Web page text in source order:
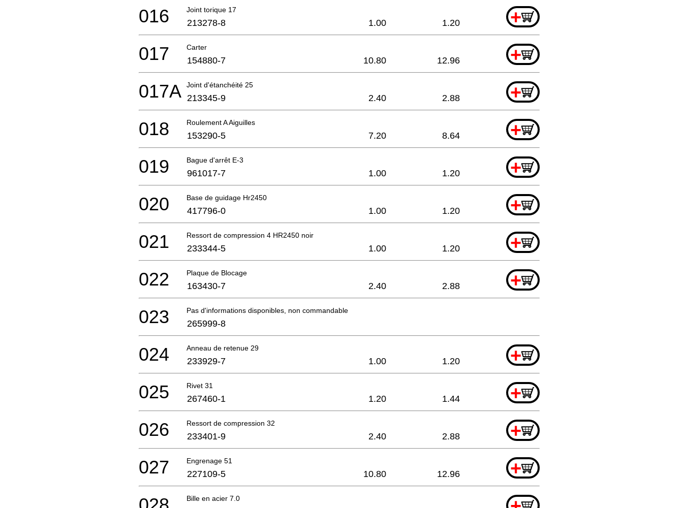
Joint torique 17 +
016 213278-8 1.00 1.20
Carter +
017 154880-7 10.80 12.96
Joint d'étanchéité 25 +
017A 213345-9 2.40 2.88
Roulement A Aiguilles +
018 153290-5 7.20 8.64
Bague d'arrêt E-3 +
019 961017-7 1.00 1.20
Base de guidage Hr2450 +
020 417796-0 1.00 1.20
Ressort de compression 4 HR2450 noir +
021 233344-5 1.00 1.20
Plaque de Blocage +
022 163430-7 2.40 2.88
Pas d'informations disponibles, non commandable
023 265999-8
Anneau de retenue 29 +
024 233929-7 1.00 1.20
Rivet 31 +
025 267460-1 1.20 1.44
Ressort de compression 32 +
026 233401-9 2.40 2.88
Engrenage 51 +
027 227109-5 10.80 12.96
Bille en acier 7.0